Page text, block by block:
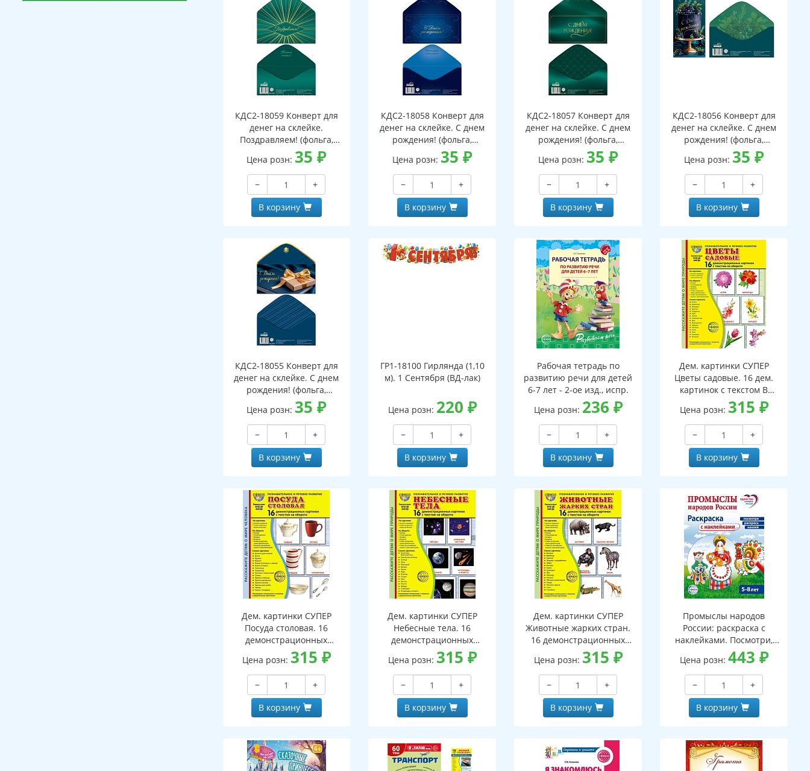
КДС2-18059 Конверт для
денег на склейке.
Поздравляем! (фольга,
мужской, узоры)
Цена розн: 35₽
−
+
В корзину
КДС2-18058 Конверт для
денег на склейке. С днем
рождения! (фольга,
мужской, вензеля)
Цена розн: 35₽
−
+
В корзину
КДС2-18057 Конверт для
денег на склейке. С днем
рождения! (фольга,
мужской, текст)
Цена розн: 35₽
−
+
В корзину
КДС2-18056 Конверт для
денег на склейке. С днем
рождения! (фольга,
унисекс, торт)
Цена розн: 35₽
−
+
В корзину
КДС2-18055 Конверт для
денег на склейке. С днем
рождения! (фольга,
мужской, подарок)
Цена розн: 35₽
−
+
В корзину
ГР1-18100 Гирлянда (1,10
м). 1 Сентября (ВД-лак)
Цена розн: 220 ₽
−
+
В корзину
Рабочая тетрадь по
развитию речи для детей
6-7 лет - 2-ое изд., испр.
Цена розн: 236 ₽
−
+
В корзину
Дем. картинки СУПЕР
Цветы садовые. 16 дем.
картинок с текстом В
ПАПКЕ (173х220 мм)
Цена розн: 315 ₽
−
+
В корзину
Дем. картинки СУПЕР
Посуда столовая. 16
демонстрационных
картинок с текстом В
ПАПКЕ (173х220 мм)
Цена розн: 315 ₽
−
+
В корзину
Дем. картинки СУПЕР
Небесные тела. 16
демонстрационных
картинок с текстом В
ПАПКЕ (173х220 мм)
Цена розн: 315 ₽
−
+
В корзину
Дем. картинки СУПЕР
Животные жарких стран.
16 демонстрационных
картинок с текстом В
ПАПКЕ (173х220 мм)
Цена розн: 315 ₽
−
+
В корзину
Промыслы народов
России: раскраска с
наклейками. Посмотри,
наклей, раскрась (для
детей 5-8 лет)
Цена розн: 443 ₽
−
+
В корзину